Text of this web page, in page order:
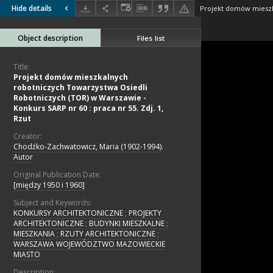
Hide details
Object description Files list
Title:
Projekt domów mieszkalnych
robotniczych Towarzystwa Osiedli
Robotniczych (TOR) w Warszawie -
Konkurs SARP nr 60 : praca nr 55. Zdj. 1,
Rzut
Creator:
Chodźko-Zachwatowicz, Maria (1902-1994).
Autor
Original Publication Date:
[między 1950 i 1960]
Subject and Keywords:
KONKURSY ARCHITEKTONICZNE ; PROJEKTY
ARCHITEKTONICZNE ; BUDYNKI MIESZKALNE ;
MIESZKANIA ; RZUTY ARCHITEKTONICZNE ;
WARSZAWA WOJEWÓDZTWO MAZOWIECKIE
MIASTO